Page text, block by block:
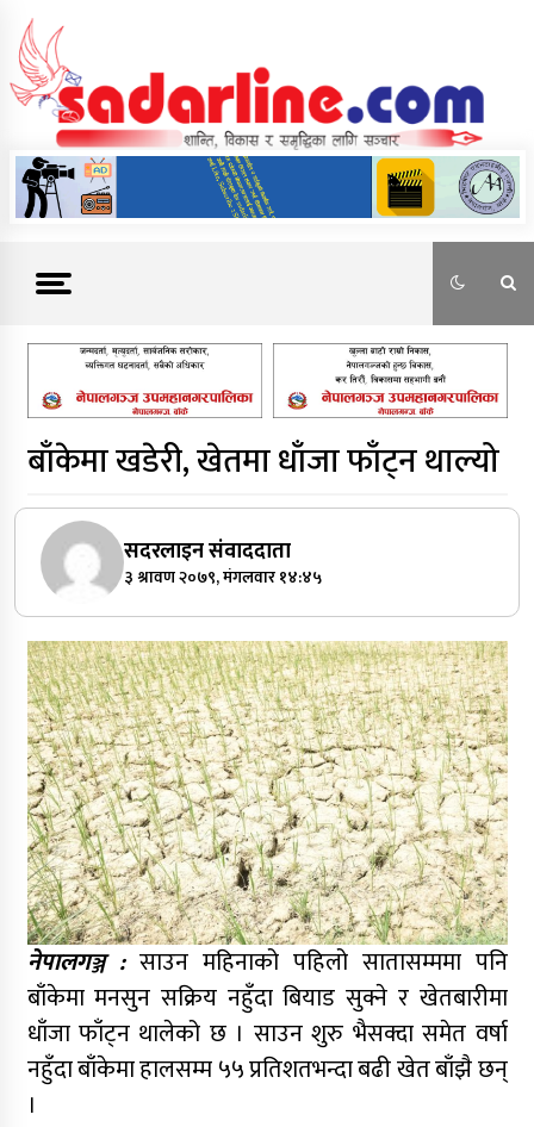
content
News For Nepal
बाँकेमा खडेरी, खेतमा धाँजा फाँट्न थाल्यो
सदरलाइन संवाददाता
३ श्रावण २०७९, मंगलवार १४:४५
नेपालगञ्ज : साउन महिनाको पहिलो सातासम्ममा पनि
बाँकेमा मनसुन सक्रिय नहुँदा बियाड सुक्ने र खेतबारीमा
धाँजा फाँट्न थालेको छ । साउन शुरु भैसक्दा समेत वर्षा
नहुँदा बाँकेमा हालसम्म ५५ प्रतिशतभन्दा बढी खेत बाँझै छन्
।